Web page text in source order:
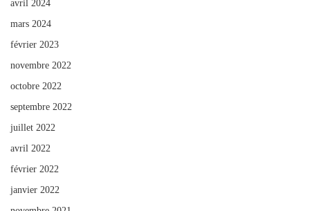
avril 2024
mars 2024
février 2023
novembre 2022
octobre 2022
septembre 2022
juillet 2022
avril 2022
février 2022
janvier 2022